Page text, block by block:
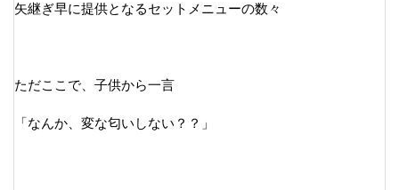
矢継ぎ早に提供となるセットメニューの数々
ただここで、子供から一言
「なんか、変な匂いしない？？」